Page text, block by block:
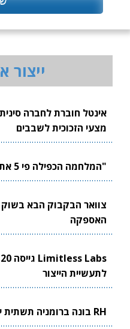
ייצור
אינטל חוברת לחברה
מצעי הזכוכית לשבבים
"המלחמה הכפילה פי 5 את שוק הייצור המיידי"
האספקה
לתעשיית הייצור
RH בונה ברומניה תשתית ייצור ביטחוני ישראלית